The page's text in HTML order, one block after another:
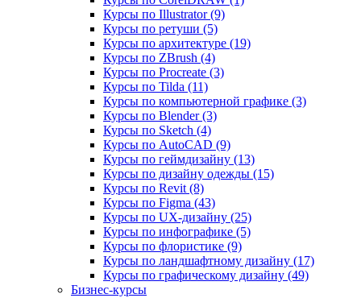
Курсы по Illustrator (9)
Курсы по ретуши (5)
Курсы по архитектуре (19)
Курсы по ZBrush (4)
Курсы по Procreate (3)
Курсы по Tilda (11)
Курсы по компьютерной графике (3)
Курсы по Blender (3)
Курсы по Sketch (4)
Курсы по AutoCAD (9)
Курсы по геймдизайну (13)
Курсы по дизайну одежды (15)
Курсы по Revit (8)
Курсы по Figma (43)
Курсы по UX‑дизайну (25)
Курсы по инфографике (5)
Курсы по флористике (9)
Курсы по ландшафтному дизайну (17)
Курсы по графическому дизайну (49)
Бизнес-курсы